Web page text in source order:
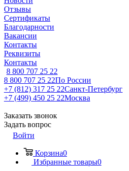
Отзывы
Сертификаты
Благодарности
Вакансии
Контакты
Реквизиты
Контакты
8 800 707 25 22
8 800 707 25 22По России
+7 (812) 317 25 22Санкт-Петербург
+7 (499) 450 25 22Москва
Заказать звонок
Задать вопрос
Войти
Корзина0
Избранные товары0